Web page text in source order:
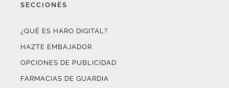
SECCIONES
¿QUÉ ES HARO DIGITAL?
HAZTE EMBAJADOR
OPCIONES DE PUBLICIDAD
FARMACIAS DE GUARDIA